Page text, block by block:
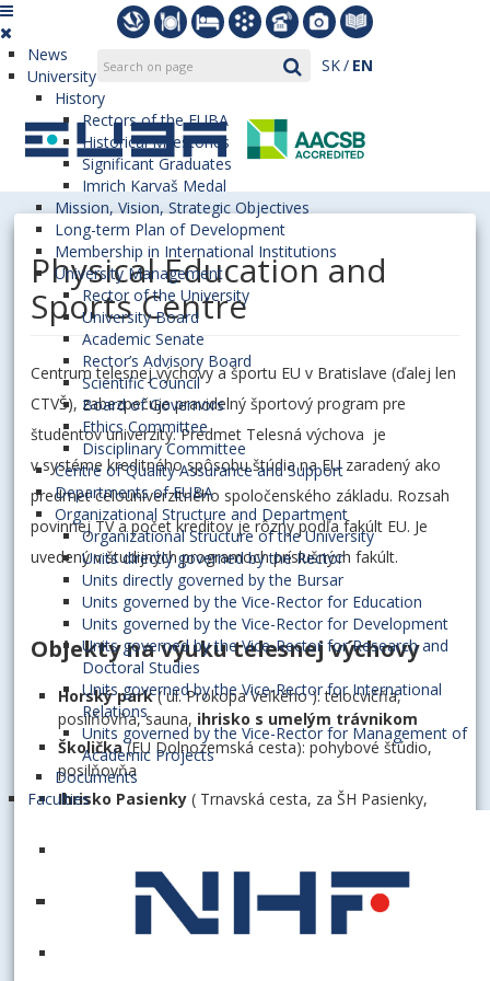
SK EN
News
University
History
Rectors of the EUBA
Historical Milestones
Significant Graduates
Imrich Karvaš Medal
Mission, Vision, Strategic Objectives
Long-term Plan of Development
Membership in International Institutions
University Management
Rector of the University
University Board
Academic Senate
Rector’s Advisory Board
Scientific Council
Board of Governors
Ethics Committee
Disciplinary Committee
Centre of Quality Assurance and Support
Departments of EUBA
Organizational Structure and Department
Organizational Structure of the University
Units directly governed by the Rector
Units directly governed by the Bursar
Units governed by the Vice-Rector for Education
Units governed by the Vice-Rector for Development
Units governed by the Vice-Rector for Research and
Doctoral Studies
Units governed by the Vice-Rector for International
Relations
Units governed by the Vice-Rector for Management of
Academic Projects
Documents
Faculties
Physical Education and
Sports Centre
Centrum telesnej výchovy a športu EU v Bratislave (ďalej len
CTVŠ), zabezpečuje pravidelný športový program pre
študentov univerzity. Predmet Telesná výchova je
v systéme kreditného spôsobu štúdia na EU zaradený ako
predmet celouniverzitného spoločenského základu. Rozsah
povinnej TV a počet kreditov je rôzny podľa fakúlt EU. Je
uvedený v študijných programoch príslušných fakúlt.
Objekty na výuku telesnej výchovy
Horský park( ul. Prokopa Veľkého ): telocvičňa,
posilňovňa, sauna, ihrisko s umelým trávnikom
Školička(EU Dolnozemská cesta): pohybové štúdio,
posilňovňa
Ihrisko Pasienky ( Trnavská cesta, za ŠH Pasienky,
plávanie, aqua aerobik
Slávia AGROFERT- ( Májová 1, Petržalka/ za EU ):
bedminton, tenis